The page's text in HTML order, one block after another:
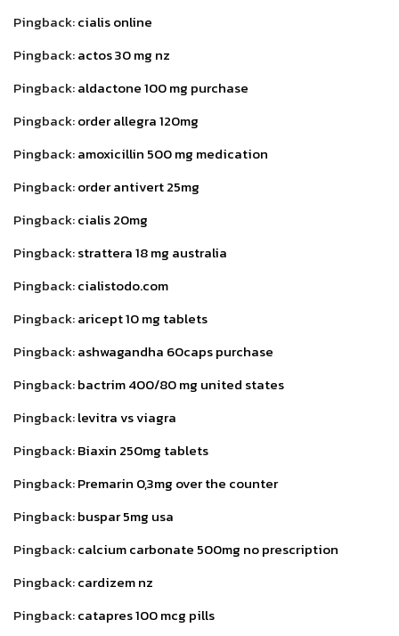
Pingback:cialis online
Pingback:actos 30 mg nz
Pingback:aldactone 100 mg purchase
Pingback:order allegra 120mg
Pingback:amoxicillin 500 mg medication
Pingback:order antivert 25mg
Pingback:cialis 20mg
Pingback:strattera 18 mg australia
Pingback:cialistodo.com
Pingback:aricept 10 mg tablets
Pingback:ashwagandha 60caps purchase
Pingback:bactrim 400/80 mg united states
Pingback:levitra vs viagra
Pingback:Biaxin 250mg tablets
Pingback:Premarin 0,3mg over the counter
Pingback:buspar 5mg usa
Pingback:calcium carbonate 500mg no prescription
Pingback:cardizem nz
Pingback:catapres 100 mcg pills